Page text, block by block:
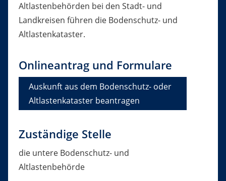
Altlastenbehörden bei den Stadt- und
Landkreisen führen die Bodenschutz- und
Altlastenkataster.
Onlineantrag und Formulare
Auskunft aus dem Bodenschutz- oder
Altlastenkataster beantragen
Zuständige Stelle
die untere Bodenschutz- und
Altlastenbehörde